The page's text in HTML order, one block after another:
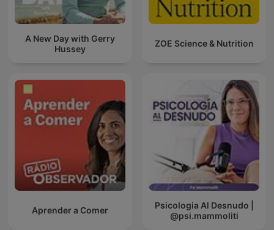
A New Day with Gerry
Hussey
ZOE Science & Nutrition
Aprender a Comer
Psicologia Al Desnudo |
@psi.mammoliti